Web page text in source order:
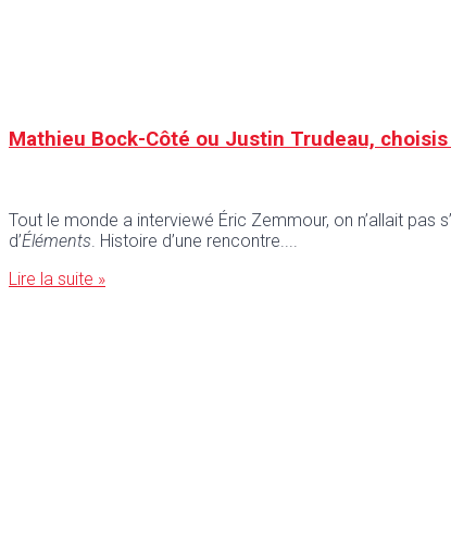
Mathieu Bock-Côté ou Justin Trudeau,
Tout le monde a interviewé Éric Zemmour, on n’allait pas
d’Éléments. Histoire d’une rencontre.
Lire la suite »